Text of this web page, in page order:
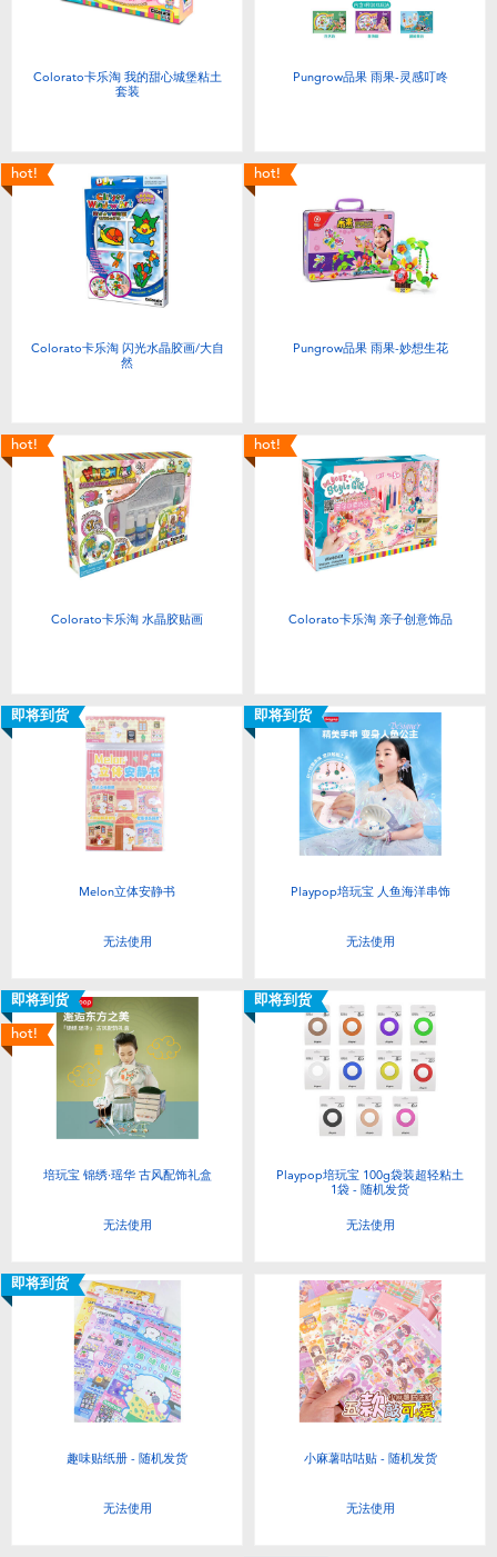
模仿，化妆及造型系列
毛绒公仔玩具
婴儿及学前玩具
电池
新登场
玩具清货
Colorato卡乐淘 我的甜心城堡粘土
套装
Pungrow品果 雨果-灵感叮咚
hot!
Colorato卡乐淘 闪光水晶胶画/大自
然
hot!
Pungrow品果 雨果-妙想生花
hot!
Colorato卡乐淘 水晶胶贴画
hot!
Colorato卡乐淘 亲子创意饰品
即将到货
Melon立体安静书
无法使用
即将到货
Playpop培玩宝 人鱼海洋串饰
无法使用
即将到货
hot!
培玩宝 锦绣·瑶华 古风配饰礼盒
无法使用
即将到货
Playpop培玩宝 100g袋装超轻粘土
1袋 - 随机发货
无法使用
即将到货
趣味贴纸册 - 随机发货
无法使用
小麻薯咕咕贴 - 随机发货
无法使用